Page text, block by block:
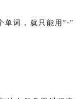
单词，就只能用“-”